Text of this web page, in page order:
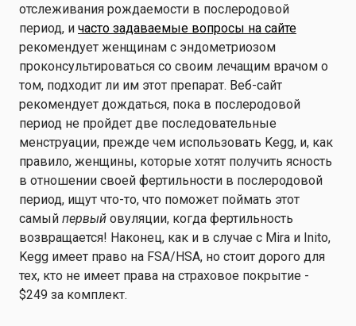
отслеживания рождаемости в послеродовой
период, и часто задаваемые вопросы на сайте
рекомендует женщинам с эндометриозом
проконсультироваться со своим лечащим врачом о
том, подходит ли им этот препарат. Веб-сайт
рекомендует дождаться, пока в послеродовой
период не пройдет две последовательные
менструации, прежде чем использовать Kegg, и, как
правило, женщины, которые хотят получить ясность
в отношении своей фертильности в послеродовой
период, ищут что-то, что поможет поймать этот
самый первый овуляции, когда фертильность
возвращается! Наконец, как и в случае с Mira и Inito,
Kegg имеет право на FSA/HSA, но стоит дорого для
тех, кто не имеет права на страховое покрытие -
$249 за комплект.